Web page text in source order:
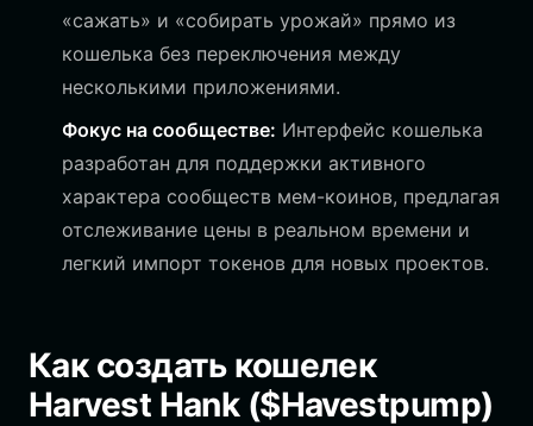
«сажать» и «собирать урожай» прямо из
кошелька без переключения между
несколькими приложениями.
Фокус на сообществе: Интерфейс кошелька
разработан для поддержки активного
характера сообществ мем-коинов, предлагая
отслеживание цены в реальном времени и
легкий импорт токенов для новых проектов.
Как создать кошелек
Harvest Hank ($Havestpump)